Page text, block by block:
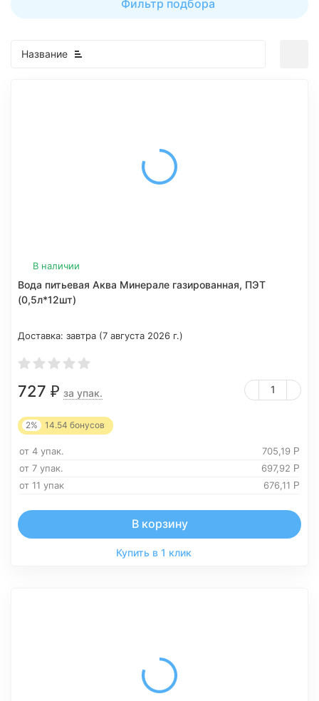
Фильтр подбора
Название
В наличии
Вода питьевая Аква Минерале газированная, ПЭТ
(0,5л*12шт)
Доставка: завтра (7 августа 2026 г.)
727 ₽ за упак.
2% 14.54 бонусов
от 4 упак. 705,19 Р
от 7 упак. 697,92 Р
от 11 упак 676,11 Р
В корзину
Купить в 1 клик